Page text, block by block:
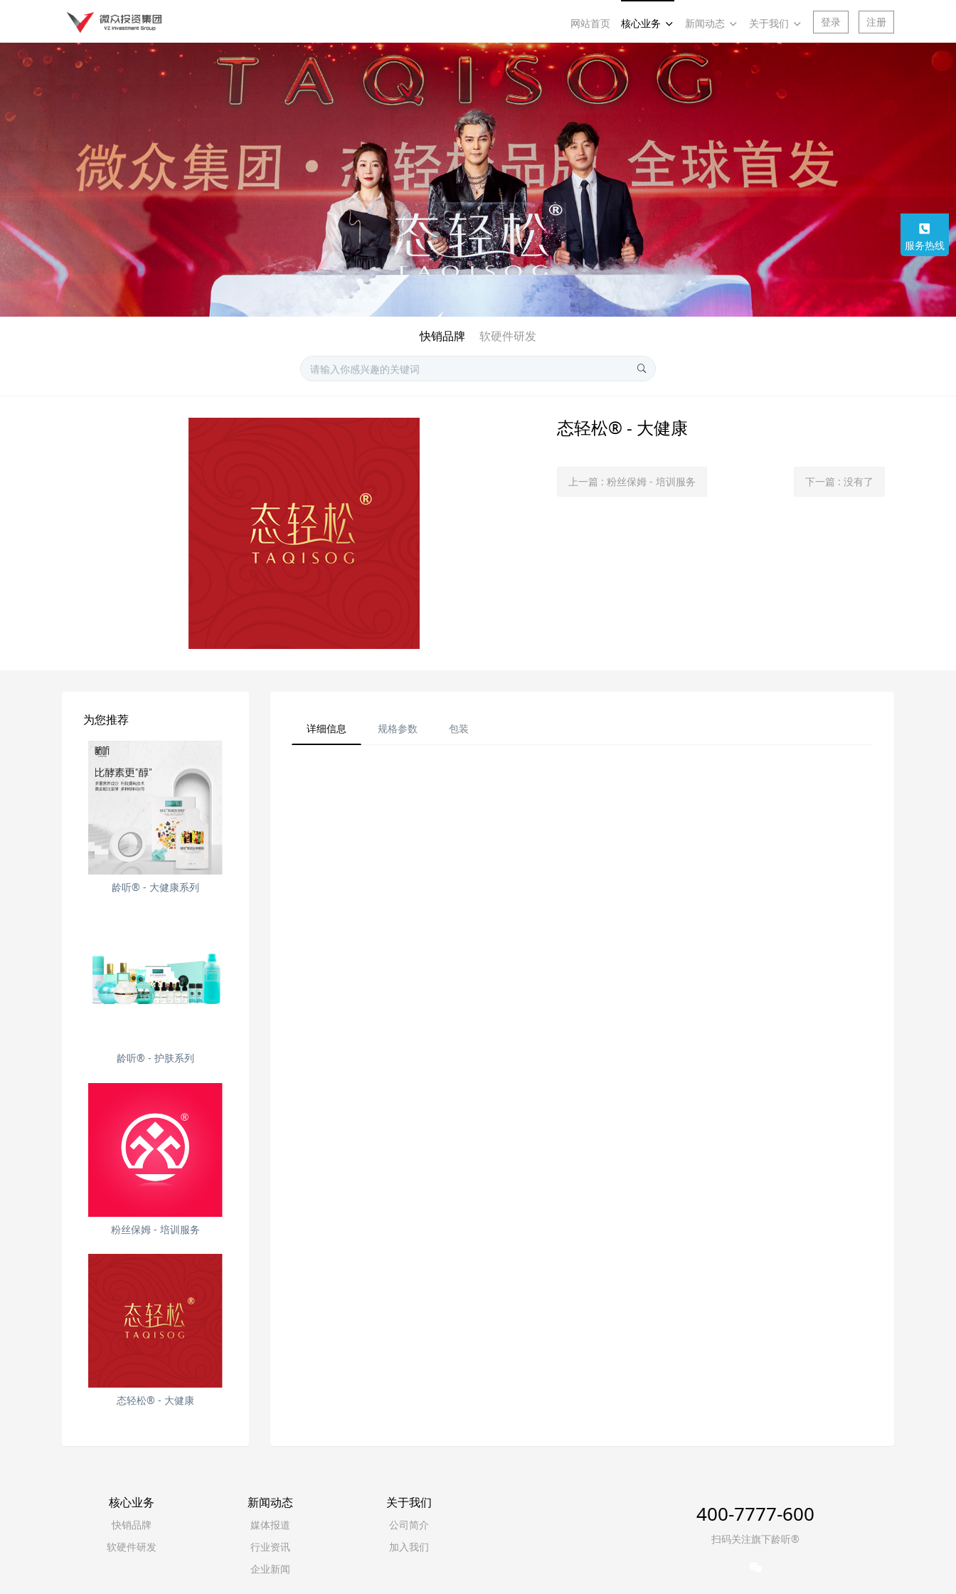
登录 注册
网站首页 核心业务 新闻动态 关于我们
快销品牌 软硬件研发
态轻松® - 大健康
上一篇 : 粉丝保姆 - 培训服务 下一篇 : 没有了
详细信息 规格参数 包装
为您推荐
龄听® - 大健康系列
龄听® - 护肤系列
粉丝保姆 - 培训服务
态轻松® - 大健康
核心业务
快销品牌
软硬件研发
新闻动态
媒体报道
行业资讯
企业新闻
关于我们
公司简介
加入我们
400-7777-600
扫码关注旗下龄听®
服务热线